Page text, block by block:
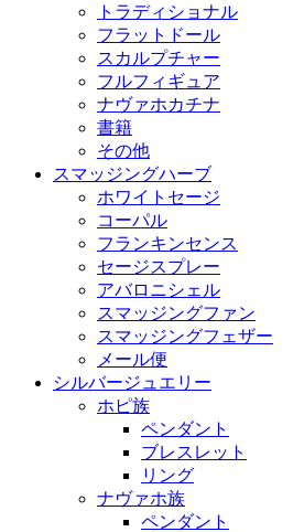
トラディショナル
フラットドール
スカルプチャー
フルフィギュア
ナヴァホカチナ
書籍
その他
スマッジングハーブ
ホワイトセージ
コーパル
フランキンセンス
セージスプレー
アバロニシェル
スマッジングファン
スマッジングフェザー
メール便
シルバージュエリー
ホピ族
ペンダント
ブレスレット
リング
ナヴァホ族
ペンダント